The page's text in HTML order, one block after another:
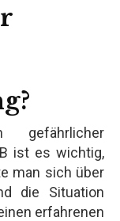
ist es wichtig,
man sich über
die Situation
erfahrenen